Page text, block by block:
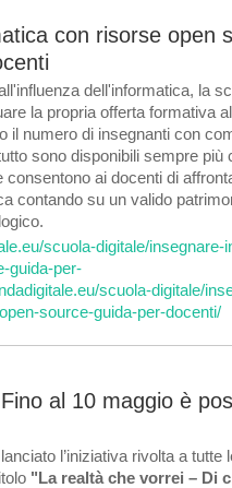
con risorse open
dell'informatica, la
la propria offerta formativa
il numero di insegnanti con
sono disponibili sempre più
consentono ai docenti di
contando su un valido
scuola-digitale/insegnare-
guida-per-
scuola-digitale/
source-guida-per-docenti/
al 10 maggio è
l’iniziativa rivolta a tutte
"La realtà che vorrei – Di